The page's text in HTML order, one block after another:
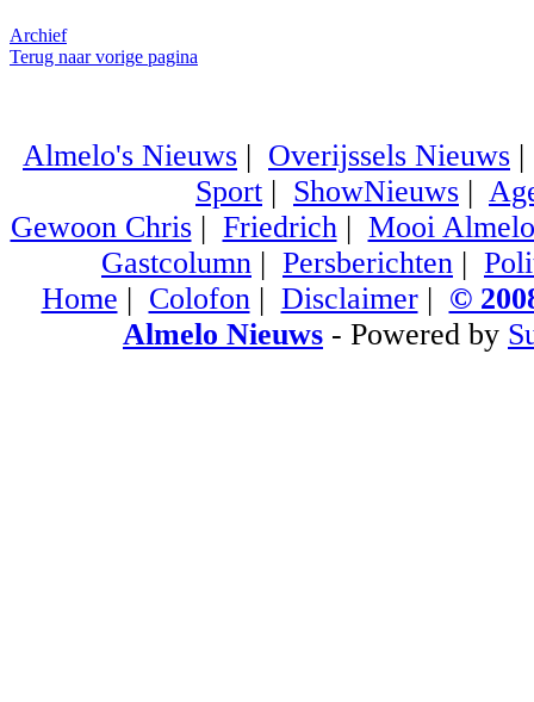
Archief
Terug naar vorige pagina
Almelo's Nieuws | Overijssels Nieuws
Sport | ShowNieuws |
Gewoon Chris| Friedrich| Mooi Almelo
Gastcolumn | Persberichten |
Home | Colofon| Disclaimer| ©
Almelo Nieuws - Powered by